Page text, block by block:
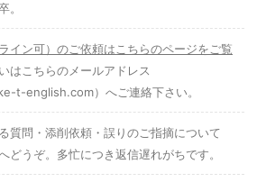
。
イン可）のご依頼はこちらのページをご覧
はこちらのメールアドレス
t-english.com）へご連絡下さい。
質問・添削依頼・誤りのご指摘について
どうぞ。多忙につき返信遅れがちです。